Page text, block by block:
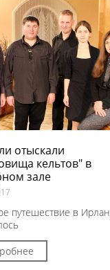
отыскали
кельтов" в
зале
путешествие в